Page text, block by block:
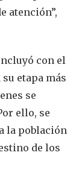
atención”,
con el
etapa más
se
ello, se
la población
de los